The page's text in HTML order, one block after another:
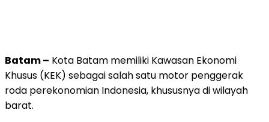
Batam – Kota Batam memiliki Kawasan Ekonomi
Khusus (KEK) sebagai salah satu motor penggerak
roda perekonomian Indonesia, khususnya di wilayah
barat.